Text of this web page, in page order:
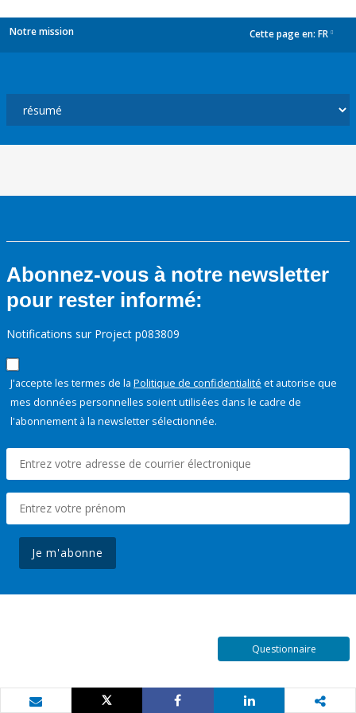
Notre mission Cette page en: FR
Abonnez-vous à notre newsletter
pour rester informé:
Notifications sur Project p083809
J'accepte les termes de la Politique de confidentialité et autorise que
mes données personnelles soient utilisées dans le cadre de
l'abonnement à la newsletter sélectionnée.
Je m'abonne
Questionnaire